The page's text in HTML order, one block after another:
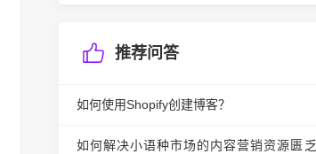
推荐问答
如何使用Shopify创建博客？
如何解决小语种市场的内容营销资源匮